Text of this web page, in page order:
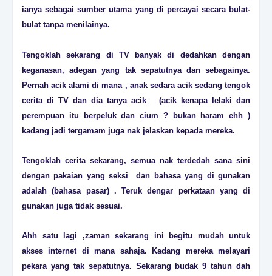
ianya sebagai sumber utama yang di percayai secara bulat-
bulat tanpa menilainya.
Tengoklah sekarang di TV banyak di dedahkan dengan
keganasan, adegan yang tak sepatutnya dan sebagainya.
Pernah acik alami di mana , anak sedara acik sedang tengok
cerita di TV dan dia tanya acik (acik kenapa lelaki dan
perempuan itu berpeluk dan cium ? bukan haram ehh )
kadang jadi tergamam juga nak jelaskan kepada mereka.
Tengoklah cerita sekarang, semua nak terdedah sana sini
dengan pakaian yang seksi dan bahasa yang di gunakan
adalah (bahasa pasar) . Teruk dengar perkataan yang di
gunakan juga tidak sesuai.
Ahh satu lagi ,zaman sekarang ini begitu mudah untuk
akses internet di mana sahaja. Kadang mereka melayari
pekara yang tak sepatutnya. Sekarang budak 9 tahun dah